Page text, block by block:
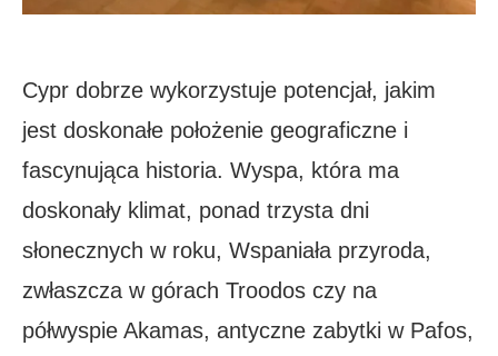
Cypr dobrze wykorzystuje potencjał, jakim
jest doskonałe położenie geograficzne i
fascynująca historia. Wyspa, która ma
doskonały klimat, ponad trzysta dni
słonecznych w roku, Wspaniała przyroda,
zwłaszcza w górach Troodos czy na
półwyspie Akamas, antyczne zabytki w Pafos,